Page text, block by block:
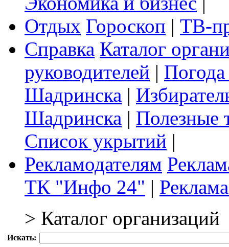
Отдых Гороскоп | ТВ-
Справка Каталог
руководителей |
Шадринска |
Шадринска | Полезные
Список укрытий |
Рекламодателям
ТК "Инфо 24" |
> Каталог организаций
Искать: